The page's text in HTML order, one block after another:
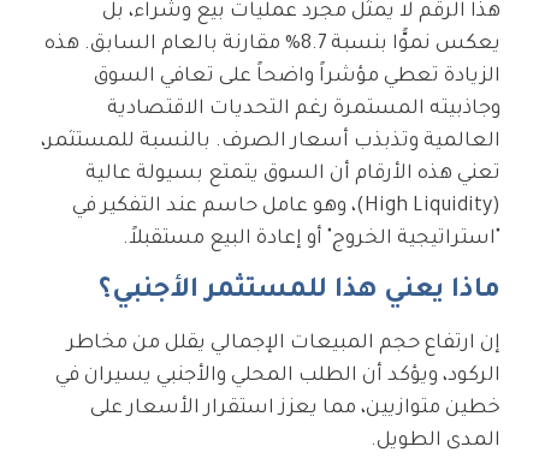
هذا الرقم لا يمثل مجرد عمليات بيع وشراء، بل
يعكس نموًّا بنسبة 8.7% مقارنة بالعام السابق. هذه
الزيادة تعطي مؤشراً واضحاً على تعافي السوق
وجاذبيته المستمرة رغم التحديات الاقتصادية
العالمية وتذبذب أسعار الصرف. بالنسبة للمستثمر،
تعني هذه الأرقام أن السوق يتمتع بسيولة عالية
(High Liquidity)، وهو عامل حاسم عند التفكير في
"استراتيجية الخروج" أو إعادة البيع مستقبلاً.
ماذا يعني هذا للمستثمر الأجنبي؟
إن ارتفاع حجم المبيعات الإجمالي يقلل من مخاطر
الركود، ويؤكد أن الطلب المحلي والأجنبي يسيران في
خطين متوازيين، مما يعزز استقرار الأسعار على
المدى الطويل.